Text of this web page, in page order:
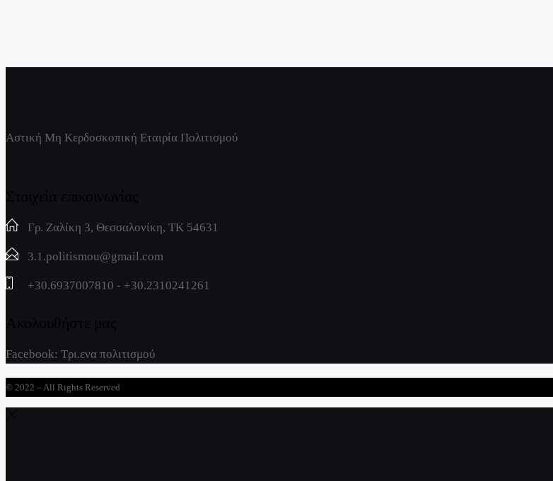
Αστική Μη Κερδοσκοπική Εταιρία Πολιτισμού
Γρ. Ζαλίκη 3, Θεσσαλονίκη, ΤΚ 54631
3.1.politismou@gmail.com
+30.6937007810 - +30.2310241261
Facebook: Τρι.ενα πολιτισμού
© 2022 – All Rights Reserved